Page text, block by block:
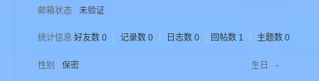
邮箱状态
未验证
统计信息 好友数 0 记录数 0 日志数 0 回帖数 1 主题数 0
性别 保密 生日 -